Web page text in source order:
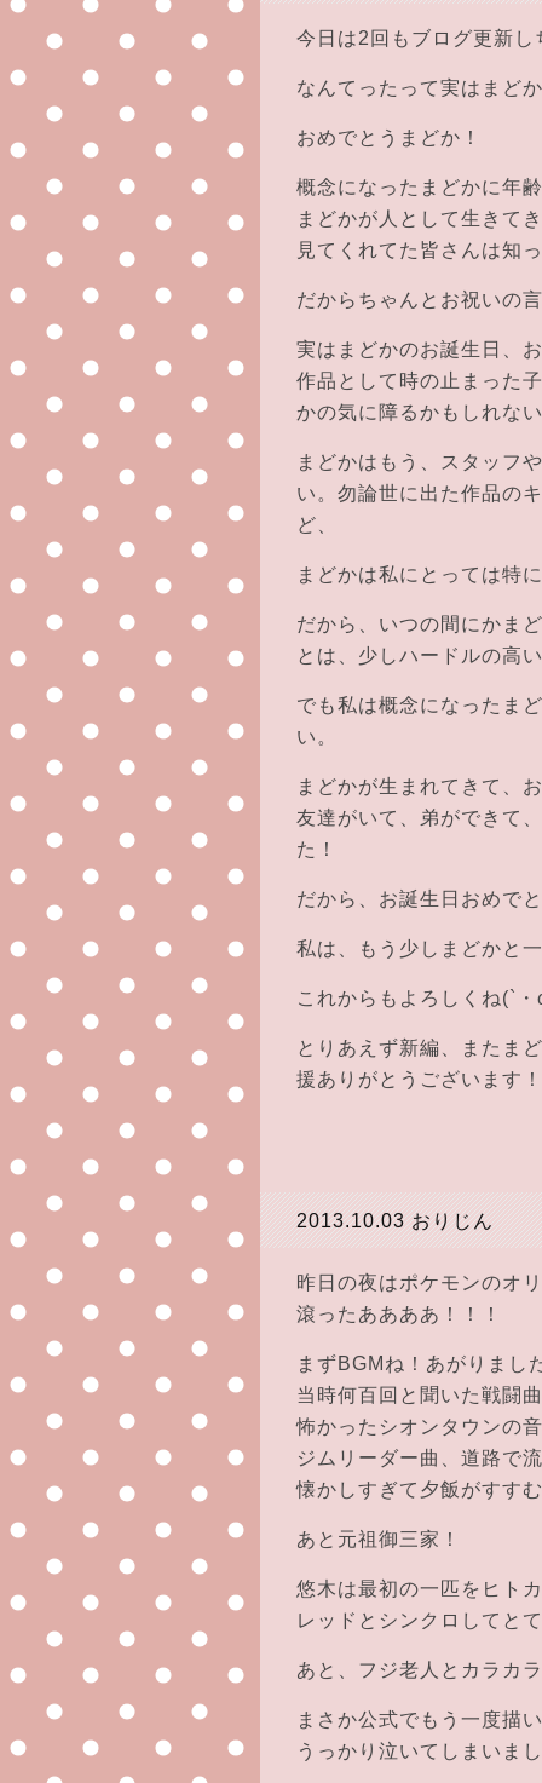
今日は2回もブログ更新し
なんてったって実はまど
おめでとうまどか！
概念になったまどかに年
まどかが人として生きて
見てくれてた皆さんは知
だからちゃんとお祝いの
実はまどかのお誕生日、
作品として時の止まった
かの気に障るかもしれな
まどかはもう、スタッフ
い。勿論世に出た作品の
ど、
まどかは私にとっては特
だから、いつの間にかま
とは、少しハードルの高
でも私は概念になったま
い。
まどかが生まれてきて、
友達がいて、弟ができて
た！
だから、お誕生日おめで
私は、もう少しまどかと
これからもよろしくね(`
とりあえず新編、またま
援ありがとうございます！
2013.10.03 おりじん
昨日の夜はポケモンのオ
滾ったああああ！！！
まずBGMね！あがりまし
当時何百回と聞いた戦闘
怖かったシオンタウンの
ジムリーダー曲、道路で
懐かしすぎて夕飯がすす
あと元祖御三家！
悠木は最初の一匹をヒト
レッドとシンクロしてと
あと、フジ老人とカラ
まさか公式でもう一度描
うっかり泣いてしまいま